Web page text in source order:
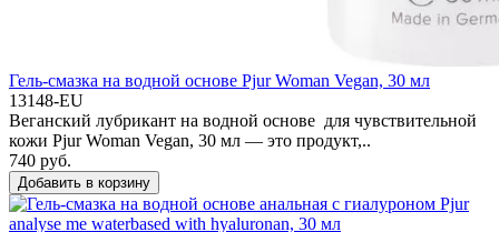
Гель-смазка на водной основе Pjur Woman Vegan, 30 мл
13148-EU
Веганский лубрикант на водной основе для чувствительной
кожи Pjur Woman Vegan, 30 мл — это продукт,..
740 руб.
Добавить в корзину